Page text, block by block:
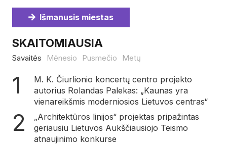
Išmanusis miestas
SKAITOMIAUSIA
Savaitės Mėnesio Pusmečio Metų
M. K. Čiurlionio koncertų centro projekto
autorius Rolandas Palekas: „Kaunas yra
vienareikšmis moderniosios Lietuvos centras“
„Architektūros linijos“ projektas pripažintas
geriausiu Lietuvos Aukščiausiojo Teismo
atnaujinimo konkurse